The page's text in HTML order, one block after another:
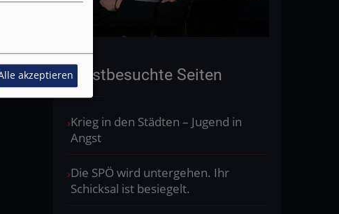
Meistbesuchte Seiten
Krieg in den Städten – Jugend in
Angst
Die SPÖ wird untergehen. Ihr
Schicksal ist besiegelt.
akzeptieren